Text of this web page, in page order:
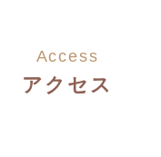
Access
アクセス